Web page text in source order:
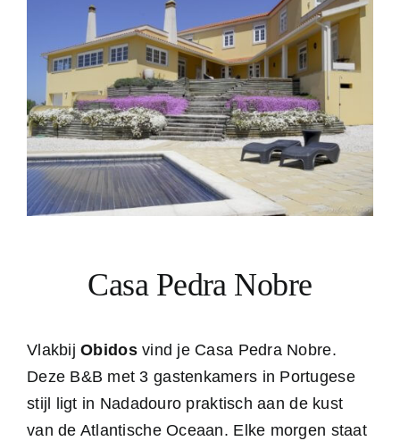
Casa Pedra Nobre
VlakbijObidosvind je Casa Pedra Nobre.
Deze B&B met 3 gastenkamers in Portugese
stijl ligt in Nadadouro praktisch aan de kust
van de Atlantische Oceaan. Elke morgen staat